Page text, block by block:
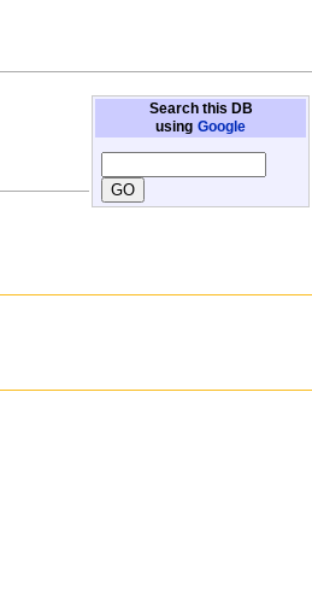
Search this DB
using Google